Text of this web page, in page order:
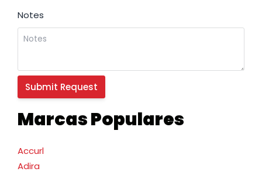
Marcas Populares
Accurl
Adira
Notes